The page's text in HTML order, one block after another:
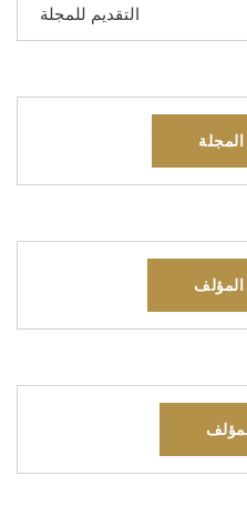
التقديم للمجلة
المؤلف